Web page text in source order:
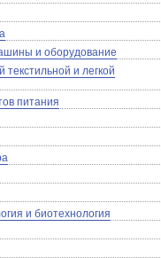
и оборудование
текстильной и легкой
питания
и биотехнология